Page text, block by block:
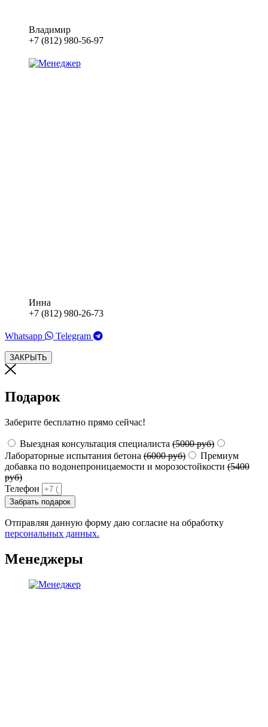
Владимир
+7 (812) 980-56-97
Инна
+7 (812) 980-26-73
Whatsapp Telegram
ЗАКРЫТЬ
Подарок
Заберите бесплатно прямо сейчас!
Выездная консультация специалиста (5000 руб)
Лабораторные испытания бетона (6000 руб)
Премиум
добавка по водонепроницаемости и морозостойкости (5400
руб)
Телефон
Забрать подарок
Отправляя данную форму даю согласие на обработку
персональных данных.
Менеджеры